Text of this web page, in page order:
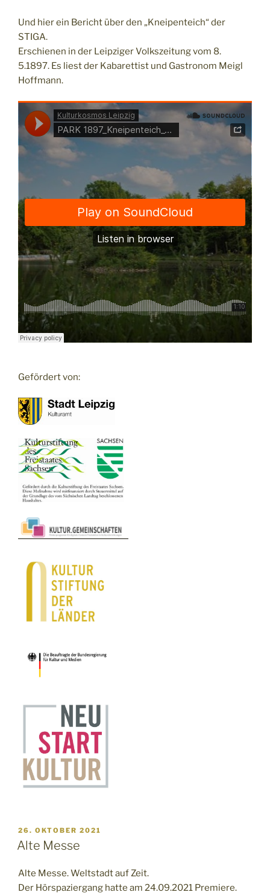
Und hier ein Bericht über den „Kneipenteich“ der
STIGA.
Erschienen in der Leipziger Volkszeitung vom 8.
5.1897. Es liest der Kabarettist und Gastronom Meigl
Hoffmann.
Gefördert von:
VERÖFFENTLICHT
AM
26. OKTOBER 2021
Alte Messe
Alte Messe. Weltstadt auf Zeit.
Der Hörspaziergang hatte am 24.09.2021 Premiere.